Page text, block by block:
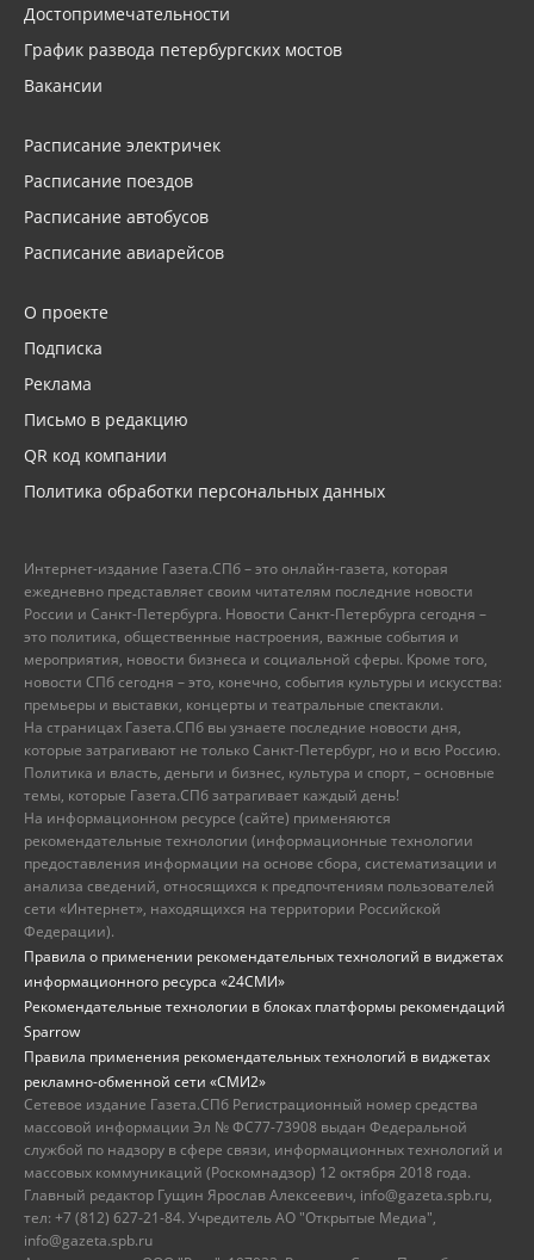
Достопримечательности
График развода петербургских мостов
Вакансии
Расписание электричек
Расписание поездов
Расписание автобусов
Расписание авиарейсов
О проекте
Подписка
Реклама
Письмо в редакцию
QR код компании
Политика обработки персональных данных
Интернет-издание Газета.СПб – это онлайн-газета, которая
ежедневно представляет своим читателям последние новости
России и Санкт-Петербурга. Новости Санкт-Петербурга сегодня –
это политика, общественные настроения, важные события и
мероприятия, новости бизнеса и социальной сферы. Кроме того,
новости СПб сегодня – это, конечно, события культуры и искусства:
премьеры и выставки, концерты и театральные спектакли.
На страницах Газета.СПб вы узнаете последние новости дня,
которые затрагивают не только Санкт-Петербург, но и всю Россию.
Политика и власть, деньги и бизнес, культура и спорт, – основные
темы, которые Газета.СПб затрагивает каждый день!
На информационном ресурсе (сайте) применяются
рекомендательные технологии (информационные технологии
предоставления информации на основе сбора, систематизации и
анализа сведений, относящихся к предпочтениям пользователей
сети «Интернет», находящихся на территории Российской
Федерации).
Правила о применении рекомендательных технологий в виджетах
информационного ресурса «24СМИ»
Рекомендательные технологии в блоках платформы рекомендаций
Sparrow
Правила применения рекомендательных технологий в виджетах
рекламно-обменной сети «СМИ2»
Сетевое издание Газета.СПб Регистрационный номер средства
массовой информации Эл № ФС77-73908 выдан Федеральной
службой по надзору в сфере связи, информационных технологий и
массовых коммуникаций (Роскомнадзор) 12 октября 2018 года.
Главный редактор Гущин Ярослав Алексеевич, info@gazeta.spb.ru,
тел: +7 (812) 627-21-84. Учредитель АО "Открытые Медиа",
info@gazeta.spb.ru